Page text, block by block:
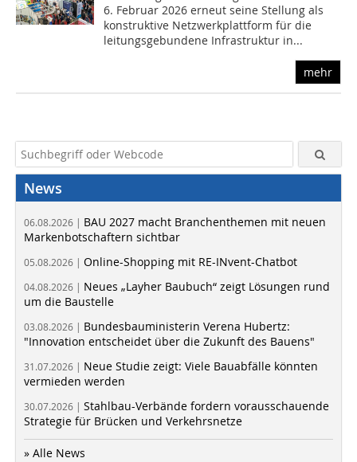
6. Februar 2026 erneut seine Stellung als
konstruktive Netzwerkplattform für die
leitungsgebundene Infrastruktur in...
mehr
News
06.08.2026 | BAU 2027 macht Branchenthemen mit neuen
Markenbotschaftern sichtbar
05.08.2026 | Online-Shopping mit RE-INvent-Chatbot
04.08.2026 | Neues „Layher Baubuch“ zeigt Lösungen rund
um die Baustelle
03.08.2026 | Bundesbauministerin Verena Hubertz:
"Innovation entscheidet über die Zukunft des Bauens"
31.07.2026 | Neue Studie zeigt: Viele Bauabfälle könnten
vermieden werden
30.07.2026 | Stahlbau-Verbände fordern vorausschauende
Strategie für Brücken und Verkehrsnetze
» Alle News